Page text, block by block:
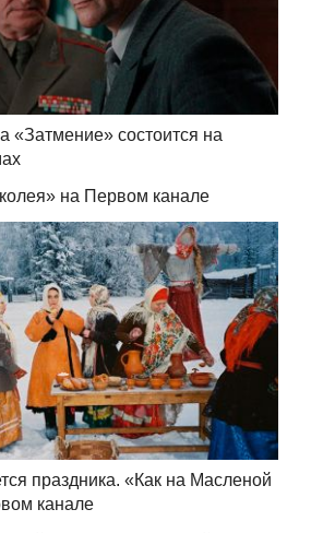
«Затмение» состоится на
на Первом канале
праздника. «Как на Масленой
канале